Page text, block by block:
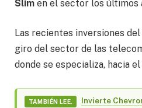
Slim en el sector los últimos
Las recientes inversiones
giro del sector de las
donde se especializa, hacia
TAMBIÉN LEE.
Invierte